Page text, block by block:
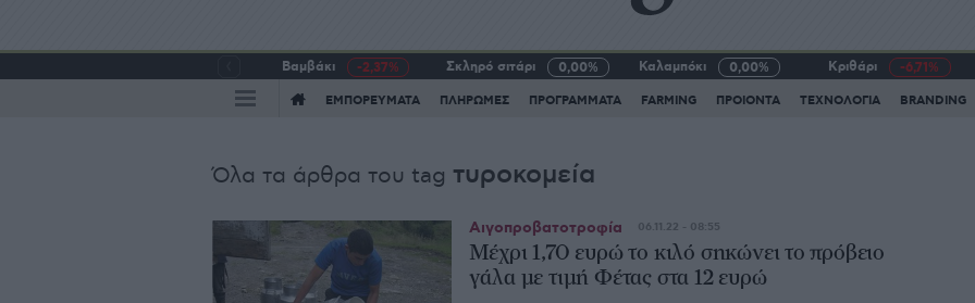
Βαμβάκι -2,37% Σκληρό σιτάρι 0,00% Καλαμπόκι 0,00% Κριθάρι -6,71%
ΕΜΠΟΡΕΥΜΑΤΑ ΠΛΗΡΩΜΕΣ ΠΡΟΓΡΑΜΜΑΤΑ FARMING ΠΡΟΙΟΝΤΑ ΤΕΧΝΟΛΟΓΙΑ BRANDING
Όλα τα άρθρα του tag τυροκοµεία
Αιγοπροβατοτροφία 06.11.22 - 08:55
Μέχρι 1,70 ευρώ το κιλό σηκώνει το πρόβειο
γάλα με τιμή Φέτας στα 12 ευρώ